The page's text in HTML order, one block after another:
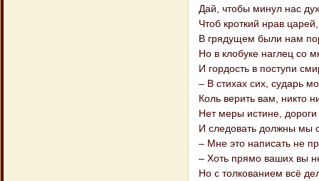
Дай, чтобы минул нас
Чтоб кроткий нрав
В грядущем были нам
Но в клобуке наглец со
И гордость в поступи
– В стихах сих, сударь
Коль верить вам, никто
Нет меры истине,
И следовать должны мы
– Мне это написать не
– Хоть прямо ваших вы
Но с толкованием всё